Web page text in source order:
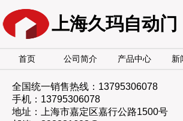
上海久玛自动门
首页 公司简介 产品中心 新
全国统一销售热线： 13795306078
手机： 13795306078
地址：上海市嘉定区嘉行公路1500号